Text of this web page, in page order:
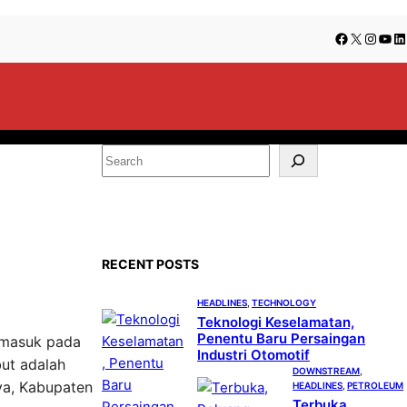
Facebook
X
pada
adalah
Kabupaten
S
e
RECENT POSTS
HEADLINES TECHNOLOGY
Teknologi Keselamatan,
Penentu Baru Persaingan
Industri Otomotif
DOWNSTREAM
HEADLINES PETROLEUM